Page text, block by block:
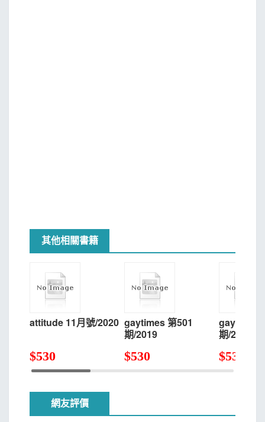
其他相關書籍
attitude 11月號/2020
$530
gaytimes 第501
期/2019
$530
gaytimes
期/2019
$530
網友評價